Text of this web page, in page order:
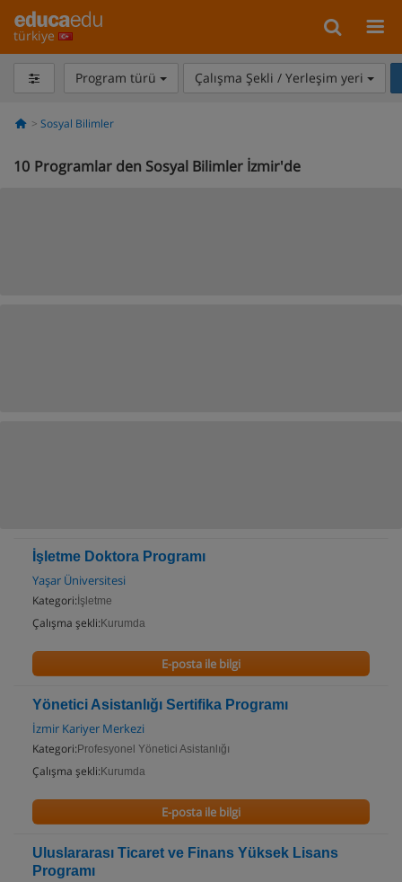
türkiye
Program türü Çalışma Şekli / Yerleşim yeri
Sosyal Bilimler
10 Programlar den Sosyal Bilimler İzmir'de
İşletme Doktora Programı
Yaşar Üniversitesi
Kategori: İşletme
Çalışma şekli: Kurumda
E-posta ile bilgi
Yönetici Asistanlığı Sertifika Programı
İzmir Kariyer Merkezi
Kategori: Profesyonel Yönetici Asistanlığı
Çalışma şekli: Kurumda
E-posta ile bilgi
Uluslararası Ticaret ve Finans Yüksek Lisans
Programı